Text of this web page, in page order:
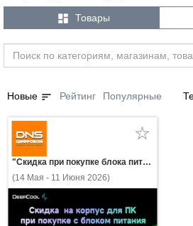
 Товары
Новые sort Рейтинг Популярные
"Скидка при покупке блока питания и корпуса для ПК Deepcool!"
(14 Мая - 11 Июня 2026)